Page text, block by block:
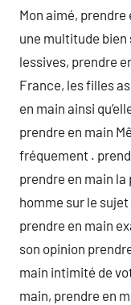
Mon aimé, prendre
une multitude bien
lessives, prendre
France, les filles
en main ainsi
prendre en main
fréquement .
prendre en main
homme sur le
prendre en main
son opinion
main intimité de
main, prendre en